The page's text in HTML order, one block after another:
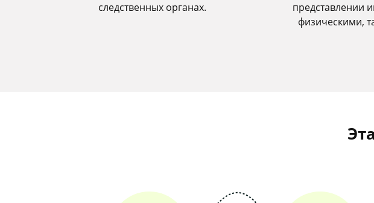
следственных органах.
представлении
физическими,